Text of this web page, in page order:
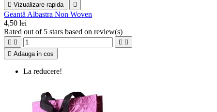
 Vizualizare rapida 
Geantă Albastra Non Woven
4,50 lei
Rated out of 5 stars based on review(s)
   
 Adauga in cos
La reducere!